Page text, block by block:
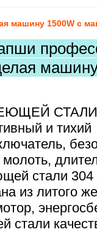
машину 1500W с
СТАЛИ
и тихий
стали
из литого
стали